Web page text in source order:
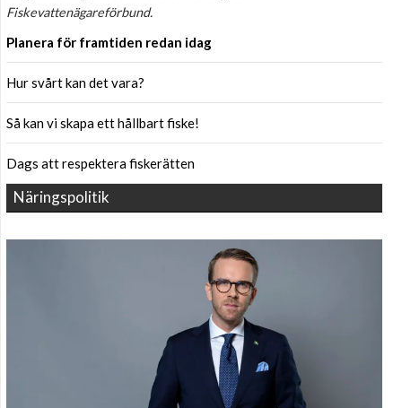
Fiskevattenägareförbund.
Planera för framtiden redan idag
Hur svårt kan det vara?
Så kan vi skapa ett hållbart fiske!
Dags att respektera fiskerätten
Näringspolitik